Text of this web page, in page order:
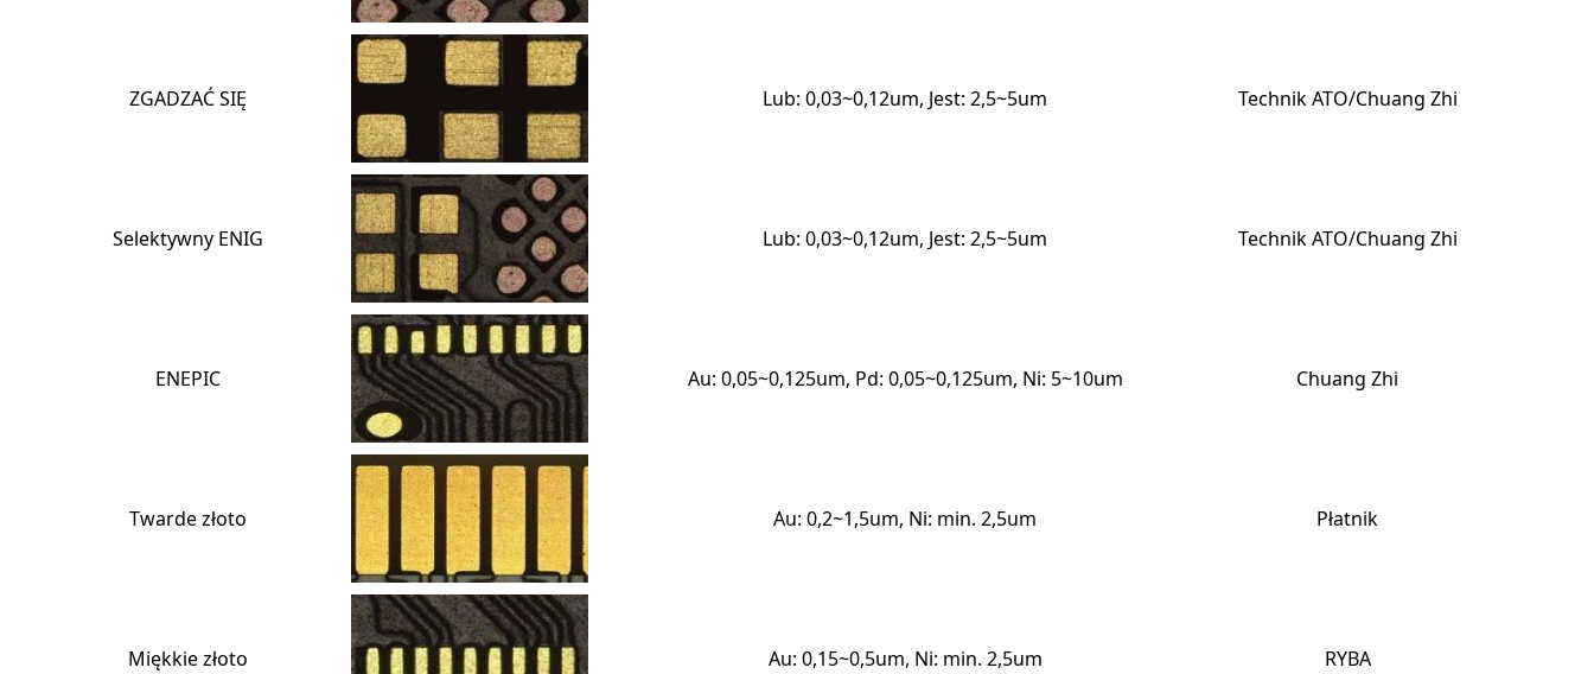
ZGADZAĆ SIĘ Lub: 0,03~0,12um, Jest: 2,5~5um Technik ATO/Chuang Zhi
Selektywny ENIG Lub: 0,03~0,12um, Jest: 2,5~5um Technik ATO/Chuang Zhi
ENEPIC Au: 0,05~0,125um, Pd: 0,05~0,125um, Ni: 5~10um Chuang Zhi
Twarde złoto Au: 0,2~1,5um, Ni: min. 2,5um Płatnik
Miękkie złoto Au: 0,15~0,5um, Ni: min. 2,5um RYBA